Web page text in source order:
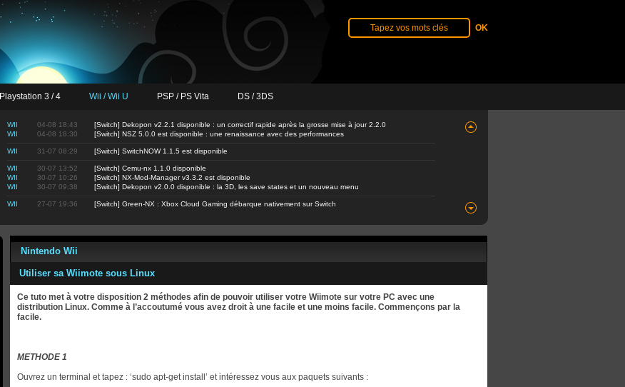
Playstation 3 / 4 Wii / Wii U PSP / PS Vita DS / 3DS
WII 04-08 18:43
[Switch] Dekopon v2.2.1 disponible : un correctif rapide après la grosse mise à jour 2.2.0
WII
04-08 18:30 [Switch] NSZ 5.0.0 est disponible : une renaissance avec des performances
WII 31-07 08:29 [Switch] SwitchNOW 1.1.5 est disponible
WII 30-07 13:52
[Switch] Cemu-nx 1.1.0 disponible
WII
30-07 10:26
[Switch] NX-Mod-Manager v3.3.2 est disponible
WII
30-07 09:38 [Switch] Dekopon v2.0.0 disponible : la 3D, les save states et un nouveau menu
WII 27-07 19:36 [Switch] Green-NX : Xbox Cloud Gaming débarque nativement sur Switch
Nintendo Wii
Utiliser sa Wiimote sous Linux
Ce tuto met à votre disposition 2 méthodes afin de pouvoir utiliser votre Wiimote sur votre PC avec une
distribution Linux. Comme à l’accoutumé vous avez droit à une facile et une moins facile. Commençons par la
facile.
METHODE 1
Ouvrez un terminal et tapez : ‘sudo apt-get install’ et intéressez vous aux paquets suivants :